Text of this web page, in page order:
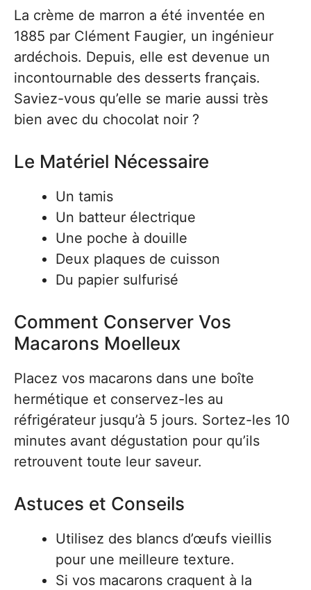
La crème de marron a été inventée en
1885 par Clément Faugier, un ingénieur
ardéchois. Depuis, elle est devenue un
incontournable des desserts français.
Saviez-vous qu’elle se marie aussi très
bien avec du chocolat noir ?
Le Matériel Nécessaire
Un tamis
Un batteur électrique
Une poche à douille
Deux plaques de cuisson
Du papier sulfurisé
Comment Conserver Vos
Macarons Moelleux
Placez vos macarons dans une boîte
hermétique et conservez-les au
réfrigérateur jusqu’à 5 jours. Sortez-les 10
minutes avant dégustation pour qu’ils
retrouvent toute leur saveur.
Astuces et Conseils
Utilisez des blancs d’œufs vieillis
pour une meilleure texture.
Si vos macarons craquent à la